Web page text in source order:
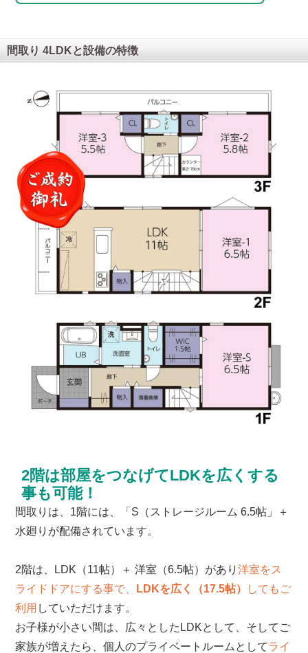
間取り 4LDKと設備の特徴
2階は部屋をつなげてLDKを広くする
事も可能！
間取りは、1階には、「S（ストレージルーム 6.5帖」＋
水廻りが配備されています。
2階は、LDK（11帖）＋ 洋室（6.5帖）があり洋室をス
ライドドアにする事で、
LDKを広く（17.5帖）
してもご
利用 していただけます。
お子様が小さい間は、広々としたLDKとして、そしてご
家族が増えたら、個人のプライベートルームとしてライ